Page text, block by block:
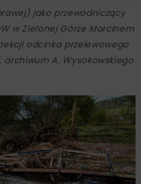
jako przewodniczący
w Zielonej Górze Marcinem
odcinka przelewowego
A. Wysokowskiego